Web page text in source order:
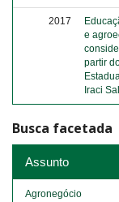
2017
e
partir
Iraci
Busca facetada
Assunto
Agronegócio